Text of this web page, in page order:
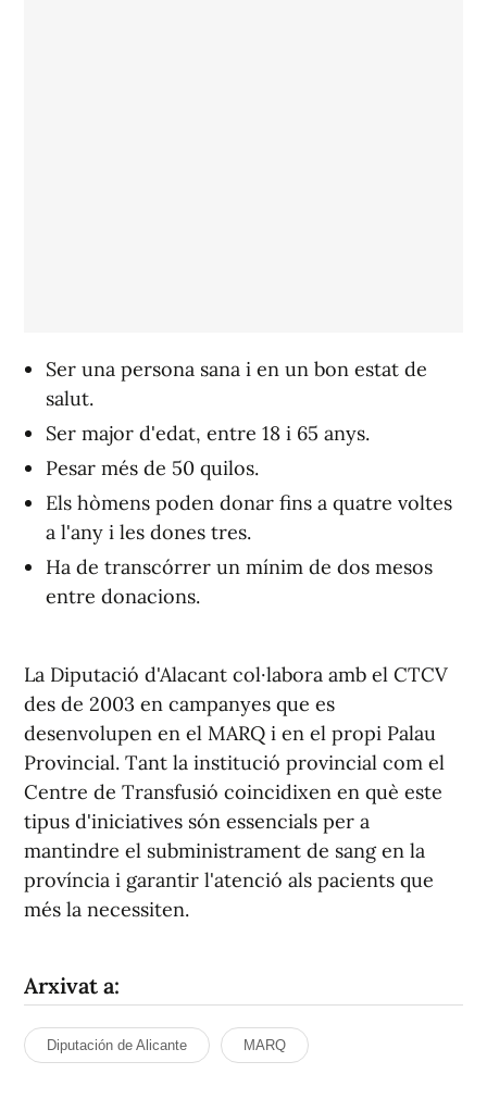
Ser una persona sana i en un bon estat de
salut.
Ser major d'edat, entre 18 i 65 anys.
Pesar més de 50 quilos.
Els hòmens poden donar fins a quatre voltes
a l'any i les dones tres.
Ha de transcórrer un mínim de dos mesos
entre donacions.
La Diputació d'Alacant col·labora amb el CTCV
des de 2003 en campanyes que es
desenvolupen en el MARQ i en el propi Palau
Provincial. Tant la institució provincial com el
Centre de Transfusió coincidixen en què este
tipus d'iniciatives són essencials per a
mantindre el subministrament de sang en la
província i garantir l'atenció als pacients que
més la necessiten.
Arxivat a:
Diputación de Alicante MARQ